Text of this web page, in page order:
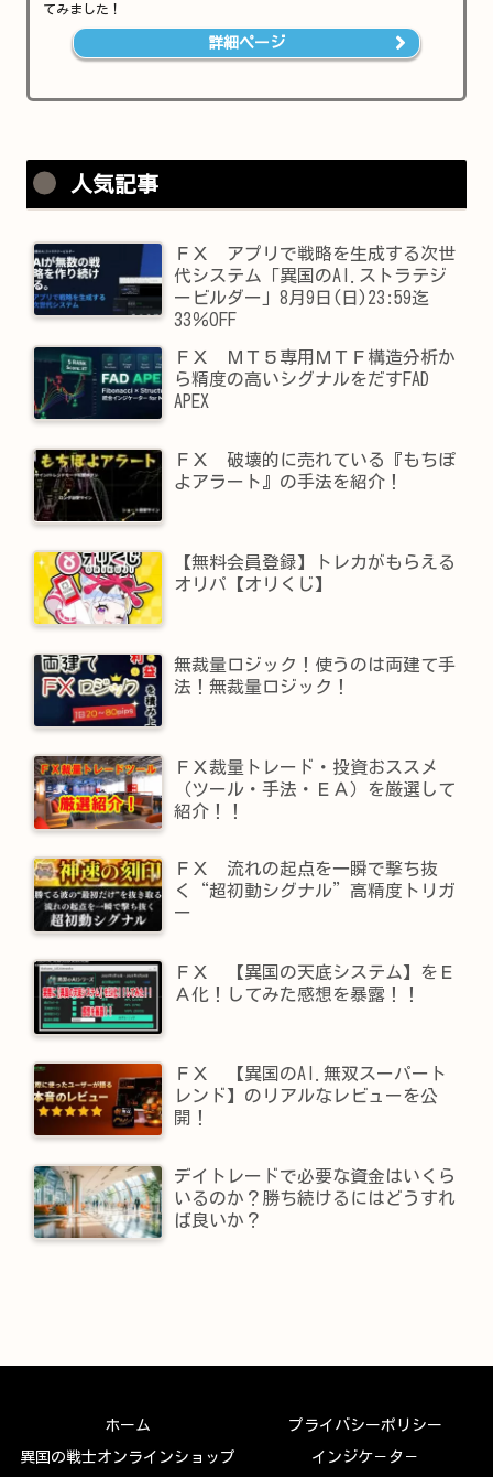
てみました！
詳細ページ
人気記事
ＦＸ アプリで戦略を生成する次世
代システム「異国のAI.ストラテジ
ービルダー」8月9日(日)23:59迄
33％OFF
ＦＸ ＭＴ５専用ＭＴＦ構造分析か
ら精度の高いシグナルをだすFAD
APEX
ＦＸ 破壊的に売れている『もちぽ
よアラート』の手法を紹介！
【無料会員登録】トレカがもらえる
オリパ【オリくじ】
無裁量ロジック！使うのは両建て手
法！無裁量ロジック！
ＦＸ裁量トレード・投資おススメ
（ツール・手法・ＥＡ）を厳選して
紹介！！
ＦＸ 流れの起点を一瞬で撃ち抜
く“超初動シグナル”高精度トリガ
ー
ＦＸ 【異国の天底システム】をＥ
Ａ化！してみた感想を暴露！！
ＦＸ 【異国のAI.無双スーパート
レンド】​のリアルなレビューを公
開！
デイトレードで必要な資金はいくら
いるのか？勝ち続けるにはどうすれ
ば良いか？
ホーム プライバシーポリシー
異国の戦士オンラインショップ インジケ－タ－